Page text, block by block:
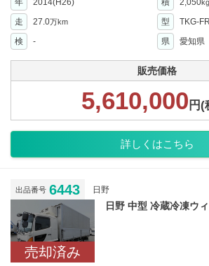
年
2014(H26) 積 2,050kg
走 27.0万km 型
TKG-
検
- 県 愛知県
販売価格
5,610,000 円(
詳しくはこちら
出品番号 6443 日野
売却済み
日野 中型 冷蔵冷凍ウ